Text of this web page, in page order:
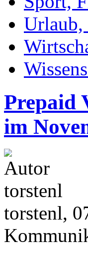
Urlaub,
Prepaid
im
torstenl,